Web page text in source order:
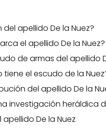
del apellido De la Nuez?
el apellido De la Nuez?
de armas del apellido
tiene el escudo de la
del apellido De la
investigación heráldica
De la Nuez